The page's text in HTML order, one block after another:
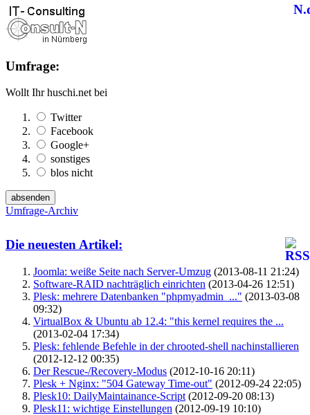
Umfrage:
Wollt Ihr huschi.net bei
Twitter
Facebook
Google+
sonstiges
blos nicht
Umfrage-Archiv
Die neuesten Artikel:
Joomla: weiße Seite nach Server-Umzug (2013-08-11 21:24)
Software-RAID nachträglich einrichten (2013-04-26 12:51)
Plesk: mehrere Datenbanken "phpmyadmin_..." (2013-03-08
09:32)
VirtualBox & Ubuntu ab 12.4: "this kernel requires the ...
(2013-02-04 17:34)
Plesk: fehlende Befehle in der chrooted-shell nachinstallieren
(2012-12-12 00:35)
Der Rescue-/Recovery-Modus (2012-10-16 20:11)
Plesk + Nginx: "504 Gateway Time-out" (2012-09-24 22:05)
Plesk10: DailyMaintainance-Script (2012-09-20 08:13)
Plesk11: wichtige Einstellungen (2012-09-19 10:10)